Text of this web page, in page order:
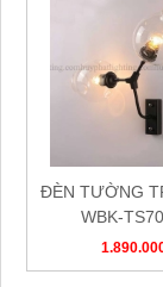
ĐÈN TƯỜNG
WBK-